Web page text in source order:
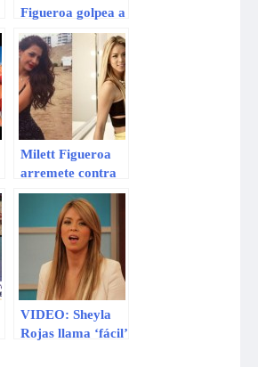
Figueroa golpea a
Angie Arizaga en
vivo
Milett Figueroa
arremete contra
Sheyla Rojas
VIDEO: Sheyla
Rojas llama ‘fácil’